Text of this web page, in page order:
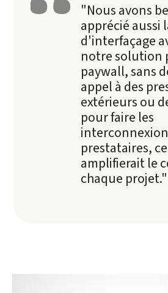
"Nous avons
apprécié aussi
d'interfaçage
notre solution
paywall, sans
appel à des
extérieurs ou
pour faire les
prestataires,
amplifierait le
chaque projet."